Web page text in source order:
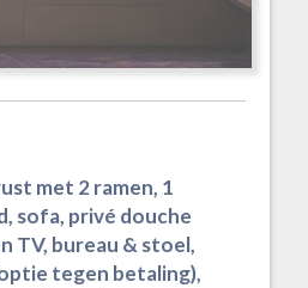
met 2 ramen, 1
sofa, privé douche
TV, bureau & stoel,
tegen betaling),